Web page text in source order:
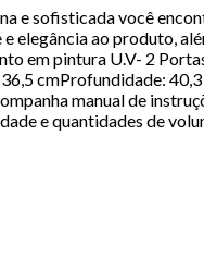
e sofisticada você
ao produto,
em pintura U.V- 2
cmProfundidade:
manual de
e quantidades de